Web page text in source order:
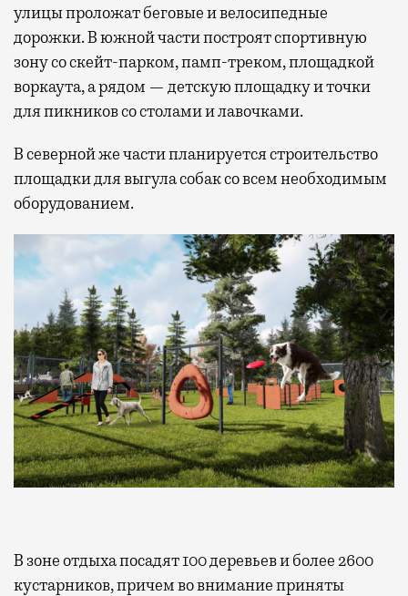
улицы проложат беговые и велосипедные
дорожки. В южной части построят спортивную
зону со скейт-парком, памп-треком, площадкой
воркаута, а рядом — детскую площадку и точки
для пикников со столами и лавочками.
В северной же части планируется строительство
площадки для выгула собак со всем необходимым
оборудованием.
В зоне отдыха посадят 100 деревьев и более 2600
кустарников, причем во внимание приняты